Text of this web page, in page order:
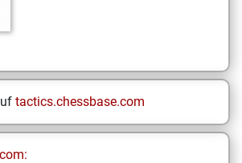
tactics.chessbase.com